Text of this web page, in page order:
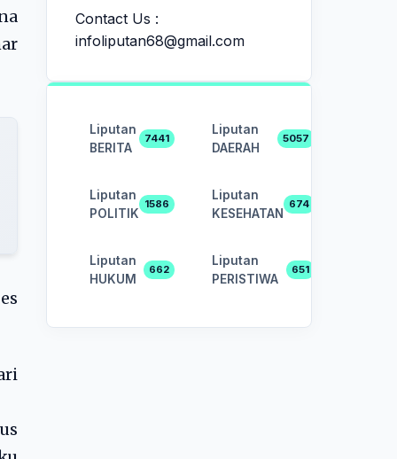
Contact Us :
infoliputan68@gmail.com
Liputan
BERITA
7441
Liputan
DAERAH
5057
Liputan
POLITIK
1586
Liputan
KESEHATAN
674
Liputan
HUKUM
662
Liputan
PERISTIWA
651